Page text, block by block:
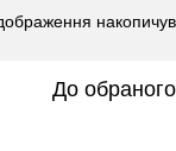
До обраного